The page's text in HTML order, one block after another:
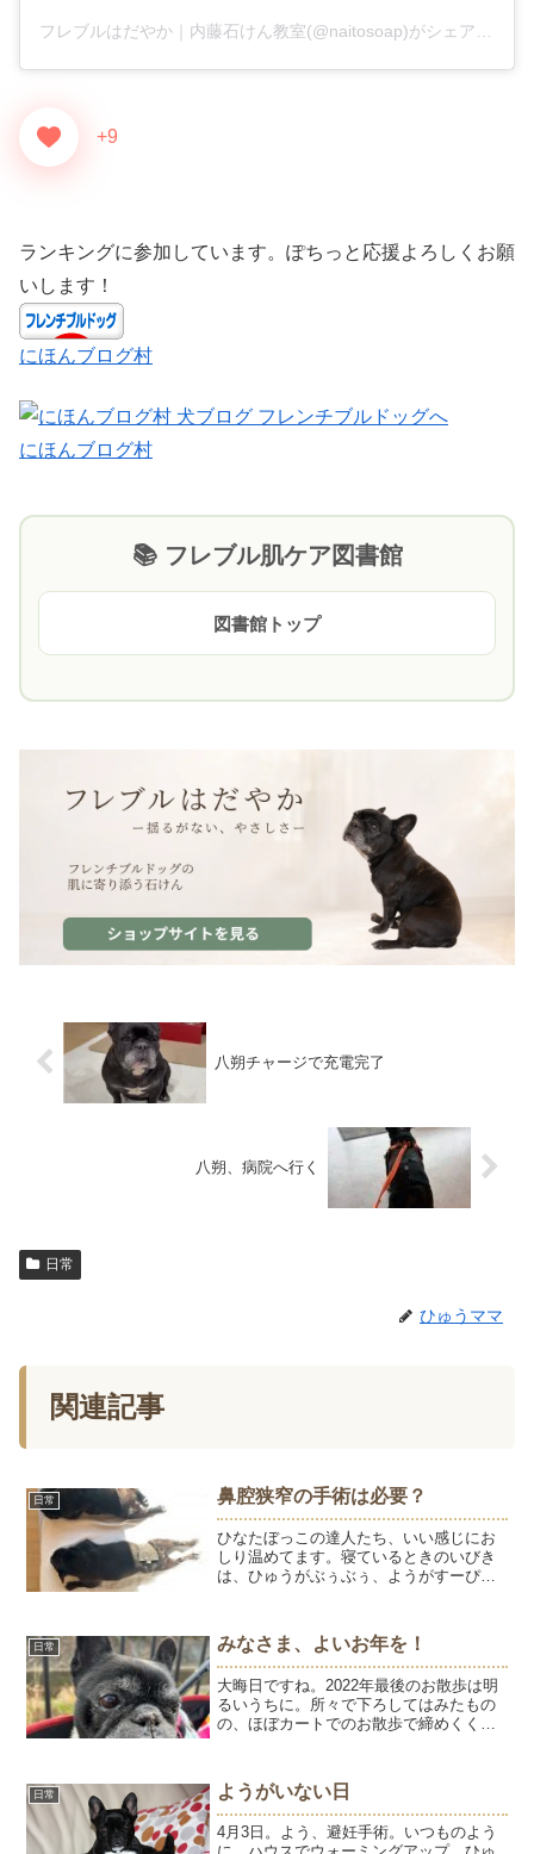
+9
ランキングに参加しています。ぽちっと応援よろしくお願
いします！
にほんブログ村
にほんブログ村
📚 フレブル肌ケア図書館
図書館トップ
八朔チャージで充電完了
八朔、病院へ行く
日常
ひゅうママ
関連記事
日常 鼻腔狭窄の手術は必要？
ひなたぼっこの達人たち、いい感じにお
しり温めてます。寝ているときのいびき
は、ひゅうがぶぅぶぅ、ようがすーぴー
ぶぅぶぅいいます。ぶぅぶぅいいます
が、呼吸は安定していてぐっ...
日常 みなさま、よいお年を！
大晦日ですね。2022年最後のお散歩は明
るいうちに。所々で下ろしてはみたもの
の、ほぼカートでのお散歩で締めくくり
たらそれが一番です。ブログやインスタ
でようを見守って...
日常 ようがいない日
4月3日。よう、避妊手術。いつものよう